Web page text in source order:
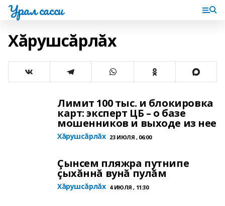
Урал сасси
Хăрушсăрлăх
Лимит 100 тыс. и блокировка
карт: эксперт ЦБ – о базе
мошенников и выходе из нее
Хăрушсăрлăх 23 ИЮЛЯ , 06:00
Çынсем пляжра путнипе
çыхăннă вунă пулăм
Хăрушсăрлăх 4 ИЮЛЯ , 11:30